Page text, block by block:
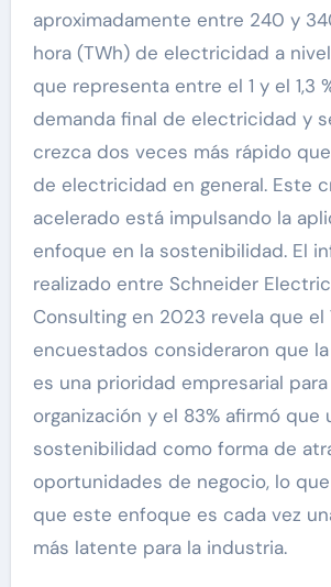
aproximadamente entre 240 y
hora (TWh) de electricidad a
que representa entre el 1 y el 1,3
demanda final de electricidad y
crezca dos veces más rápido
de electricidad en general. Este
acelerado está impulsando la
enfoque en la sostenibilidad. El
realizado entre Schneider
Consulting en 2023 revela que el
encuestados consideraron que
es una prioridad empresarial
organización y el 83% afirmó que
sostenibilidad como forma de
oportunidades de negocio, lo
que este enfoque es cada vez
más latente para la industria.